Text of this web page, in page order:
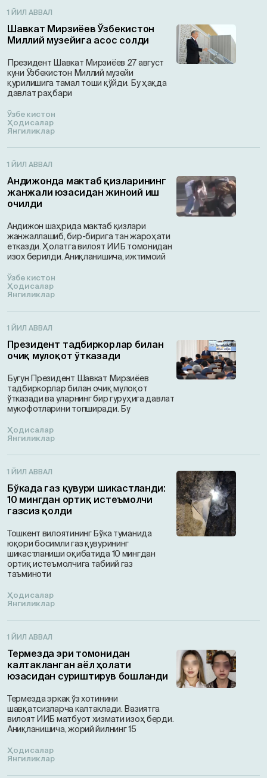
1 ЙИЛ АВВАЛ
Шавкат Мирзиёев Ўзбекистон
Миллий музейига асос солди
Президент Шавкат Мирзиёев 27 август
куни Ўзбекистон Миллий музейи
қурилишига тамал тоши қўйди. Бу ҳақда
давлат раҳбари
Ўзбекистон
Ҳодисалар
Янгиликлар
1 ЙИЛ АВВАЛ
Андижонда мактаб қизларининг
жанжали юзасидан жиноий иш
очилди
Андижон шаҳрида мактаб қизлари
жанжаллашиб, бир-бирига тан жароҳати
етказди. Ҳолатга вилоят ИИБ томонидан
изох берилди. Аниқланишича, ижтимоий
Ўзбекистон
Ҳодисалар
Янгиликлар
1 ЙИЛ АВВАЛ
Президент тадбиркорлар билан
очиқ мулоқот ўтказади
Бугун Президент Шавкат Мирзиёев
тадбиркорлар билан очиқ мулоқот
ўтказади ва уларнинг бир гуруҳига давлат
мукофотларини топширади. Бу
Ҳодисалар
Янгиликлар
1 ЙИЛ АВВАЛ
Бўкада газ қувури шикастланди:
10 мингдан ортиқ истеъмолчи
газсиз қолди
Тошкент вилоятининг Бўка туманида
юқори босимли газ қувурининг
шикастланиши оқибатида 10 мингдан
ортиқ истеъмолчига табиий газ
таъминоти
Ҳодисалар
Янгиликлар
1 ЙИЛ АВВАЛ
Термезда эри томонидан
калтакланган аёл ҳолати
юзасидан суриштирув бошланди
Термезда эркак ўз хотинини
шавқатсизларча калтаклади. Вазиятга
вилоят ИИБ матбуот хизмати изоҳ берди.
Аниқланишича, жорий йилнинг 15
Ҳодисалар
Янгиликлар